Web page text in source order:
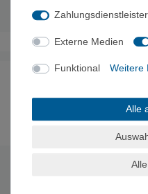
Es erfolgt keine Prüfung auf Echtheit
Zahlungsdienstleister
Externe Medien
Funktional Weitere
Alle